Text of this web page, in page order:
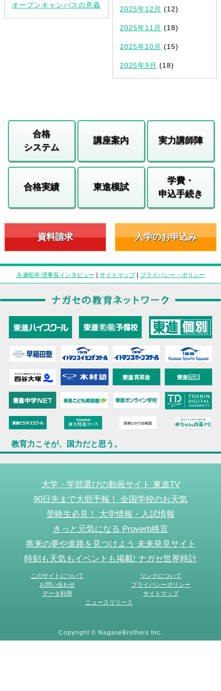
オープンキャンパスの意義
2025年12月 (12)
2025年11月 (18)
2025年10月 (15)
2025年9月 (18)
合格
システム
講座案内 実力講師陣
合格実績 東進模試
学費・
申込手続き
資料請求 入学のお申込み
永瀬昭幸 理事長インタビュー | サイトマップ| プライバシー・ポリシー
教育力こそが、国力だと思う。
大学・学部選びの動画サイト 東進TV
90日先まで大胆予報！ 全国学校のお天気
受験生必見！ 大学情報・入試情報
きっと元気になる Proverb格言
将来の夢や進路を見つけよう 未来発見サイト
時刻も天気もイベントも掲載! ナガセ世界時計
このサイトについて
リンクについて
お問い合わせ
プライバシーポリシー
データ利用
サイトマップ
ニュースリリース
Copyright © NagaseBrothers Inc.